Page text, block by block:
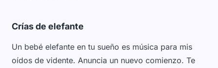
Crías de elefante
Un bebé elefante en tu sueño es música para mis
oídos de vidente. Anuncia un nuevo comienzo. Te